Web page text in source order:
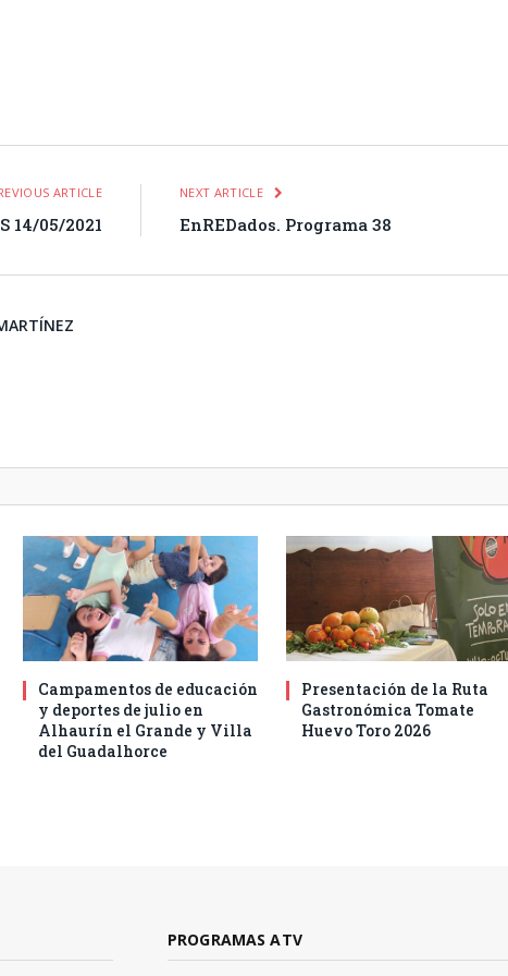
ARTICLE
14/05/2021
NEXT ARTICLE
EnREDados. Programa 38
Campamentos de educación
y deportes de julio en
Alhaurín el Grande y Villa
del Guadalhorce
Presentación de la Ruta
Gastronómica Tomate
Huevo Toro 2026
PROGRAMAS ATV